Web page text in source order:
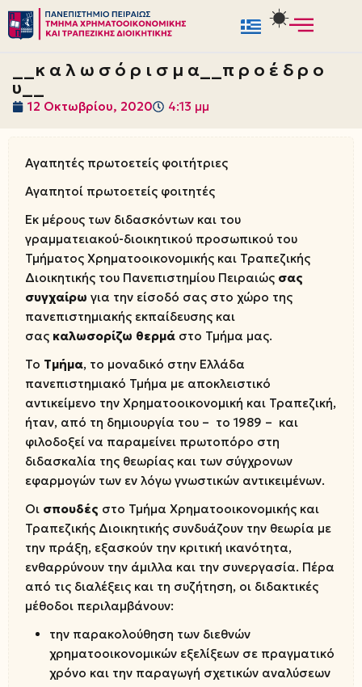
Μεταπηδήστε
περιεχόμενο
__κ α λ ω σ ό ρ ι σ μ α__π ρ ο έ δ ρ ο
υ__
12 Οκτωβρίου, 2020 4:13 μμ
Αγαπητές πρωτοετείς φοιτήτριες
Αγαπητοί πρωτοετείς φοιτητές
Εκ μέρους των διδασκόντων και του
γραμματειακού-διοικητικού προσωπικού του
Τμήματος Χρηματοοικονομικής και Τραπεζικής
Διοικητικής του Πανεπιστημίου Πειραιώς σας
συγχαίρω για την είσοδό σας στο χώρο της
πανεπιστημιακής εκπαίδευσης και
σας καλωσορίζω θερμά στο Τμήμα μας.
Το Τμήμα, το μοναδικό στην Ελλάδα
πανεπιστημιακό Τμήμα με αποκλειστικό
αντικείμενο την Χρηματοοικονομική και Τραπεζική,
ήταν, από τη δημιουργία του – το 1989 – και
φιλοδοξεί να παραμείνει πρωτοπόρο στη
διδασκαλία της θεωρίας και των σύγχρονων
εφαρμογών των εν λόγω γνωστικών αντικειμένων.
Οι σπουδές στο Τμήμα Χρηματοοικονομικής και
Τραπεζικής Διοικητικής συνδυάζουν την θεωρία με
την πράξη, εξασκούν την κριτική ικανότητα,
ενθαρρύνουν την άμιλλα και την συνεργασία. Πέρα
από τις διαλέξεις και τη συζήτηση, οι διδακτικές
μέθοδοι περιλαμβάνουν:
την παρακολούθηση των διεθνών
χρηματοοικονομικών εξελίξεων σε πραγματικό
χρόνο και την παραγωγή σχετικών αναλύσεων